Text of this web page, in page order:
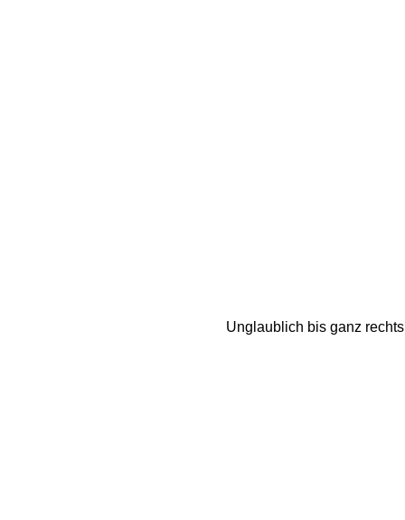
Unglaublich bis ganz